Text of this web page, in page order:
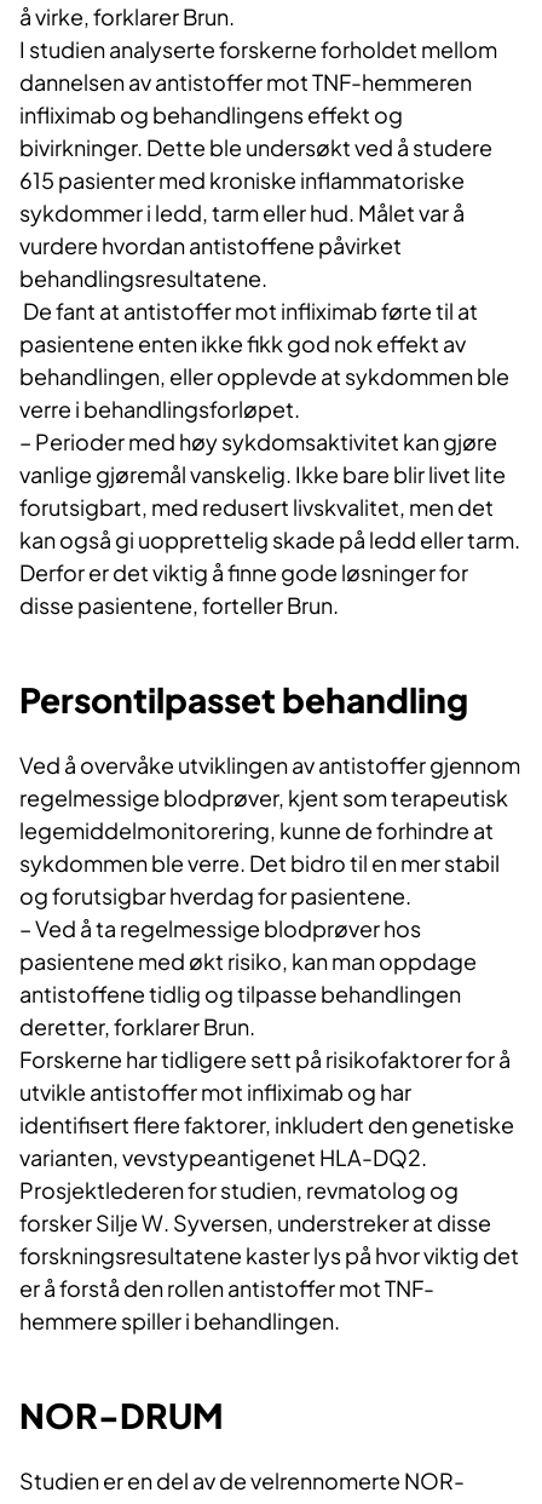
å virke, forklarer Brun.
I studien analyserte forskerne forholdet mellom
dannelsen av antistoffer mot TNF-hemmeren
infliximab og behandlingens effekt og
bivirkninger. Dette ble undersøkt ved å studere
615 pasienter med kroniske inflammatoriske
sykdommer i ledd, tarm eller hud. Målet var å
vurdere hvordan antistoffene påvirket
behandlingsresultatene.
De fant at antistoffer mot infliximab førte til at
pasientene enten ikke fikk god nok effekt av
behandlingen, eller opplevde at sykdommen ble
verre i behandlingsforløpet.
– Perioder med høy sykdomsaktivitet kan gjøre
vanlige gjøremål vanskelig. Ikke bare blir livet lite
forutsigbart, med redusert livskvalitet, men det
kan også gi uopprettelig skade på ledd eller tarm.
Derfor er det viktig å finne gode løsninger for
disse pasientene, forteller Brun.
Persontilpasset behandling
Ved å overvåke utviklingen av antistoffer gjennom
regelmessige blodprøver, kjent som terapeutisk
legemiddelmonitorering, kunne de forhindre at
sykdommen ble verre. Det bidro til en mer stabil
og forutsigbar hverdag for pasientene.
– Ved å ta regelmessige blodprøver hos
pasientene med økt risiko, kan man oppdage
antistoffene tidlig og tilpasse behandlingen
deretter, forklarer Brun.
Forskerne har tidligere sett på risikofaktorer for å
utvikle antistoffer mot infliximab og har
identifisert flere faktorer, inkludert den genetiske
varianten, vevstypeantigenet HLA-DQ2.
Prosjektlederen for studien, revmatolog og
forsker Silje W. Syversen, understreker at disse
forskningsresultatene kaster lys på hvor viktig det
er å forstå den rollen antistoffer mot TNF-
hemmere spiller i behandlingen.
NOR-DRUM
Studien er en del av de velrennomerte NOR-